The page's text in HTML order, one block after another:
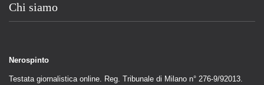
Chi siamo
Nerospinto
Testata giornalistica online. Reg. Tribunale di Milano n° 276-9/92013.